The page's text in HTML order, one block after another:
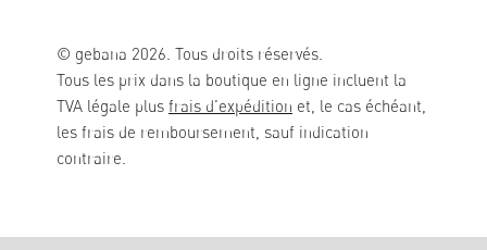
© gebana 2026. Tous droits réservés.
Tous les prix dans la boutique en ligne incluent la
TVA légale plus frais d'expédition et, le cas échéant,
les frais de remboursement, sauf indication
contraire.